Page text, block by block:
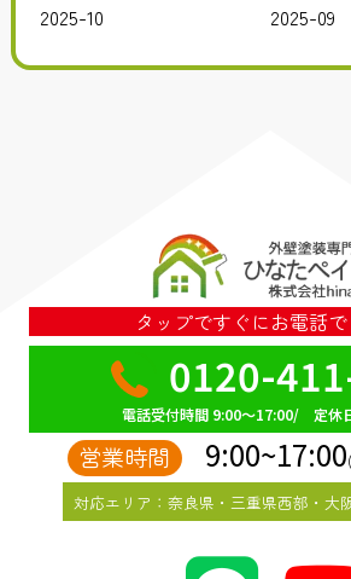
2025-10
2025-09
タップですぐにお電話
0120-
電話受付時間 9:00～17:00/ 定休
営業時間 9:00~17:00
対応エリア：奈良県・三重県西部・大